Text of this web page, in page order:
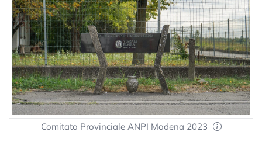
Comitato Provinciale ANPI Modena 2023